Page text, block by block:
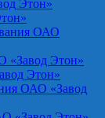
Этон»
ОАО
«Завод Этон»
Этон»
ОАО «Завод